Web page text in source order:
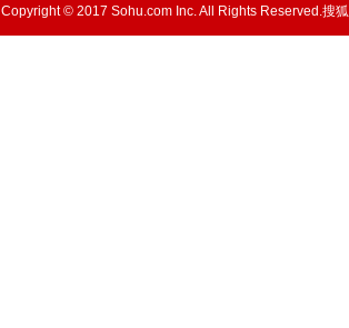
Copyright © 2017 Sohu.com Inc. All Rights Reserved.搜